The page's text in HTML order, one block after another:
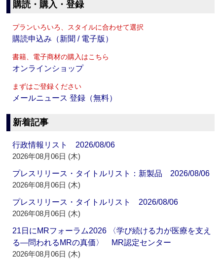
購読・購入・登録
プランいろいろ、スタイルに合わせて選択
購読申込み（新聞 / 電子版）
書籍、電子商材の購入はこちら
オンラインショップ
まずはご登録ください
メールニュース 登録（無料）
新着記事
行政情報リスト 2026/08/06
2026年08月06日 (木)
プレスリリース・タイトルリスト：新製品 2026/08/06
2026年08月06日 (木)
プレスリリース・タイトルリスト 2026/08/06
2026年08月06日 (木)
21日にMRフォーラム2026 〈学び続ける力が医療を支え
る―問われるMRの真価〉 MR認定センター
2026年08月06日 (木)